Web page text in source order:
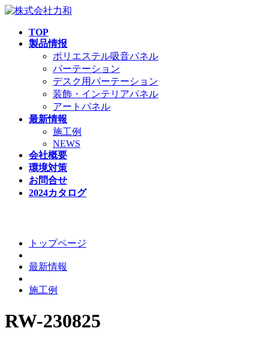
TOP
製品情报
ポリエステル吸音パネル
パーテーション
デスク用パーテーション
装飾・インテリアパネル
アートパネル
最新情報
施工例
NEWS
会社概要
環境対策
お問合せ
2024カタログ
トップページ
最新情報
施工例
RW-230825